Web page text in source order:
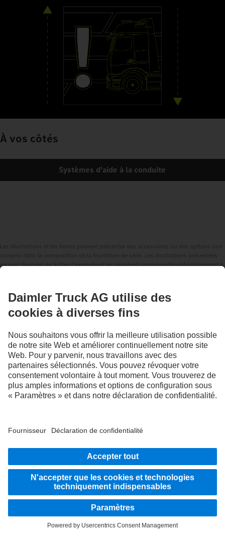
À vos côtés
Systèmes d'aide à la conduite
ne sont fournies qu'à titre d'exemple et ne sauraient correspondre obligatoirement à
peuvent également contenir des modèles, des prestations d'assistance, des services
et des produits qui ne sont pas proposés dans certains pays.
diversité, l'ouverture d'esprit et le respect font partie des convictions fondamentales
de Daimler Truck AG. Nous le montrons dans notre façon de penser, d'agir et de
communiquer. En principe, tous les termes choisis incluent évidemment tous les
sexes et toutes les identités.
RESTEZ EN CONTACT.
Découvrez Mercedes‑Benz Trucks sur nos canaux